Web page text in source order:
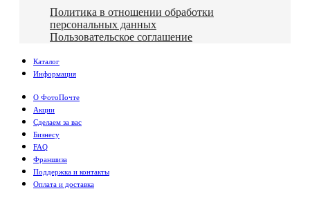
Политика в отношении обработки
персональных данных
Пользовательское соглашение
Каталог
Информация
О ФотоПочте
Акции
Сделаем за вас
Бизнесу
FAQ
Франшиза
Поддержка и контакты
Оплата и доставка